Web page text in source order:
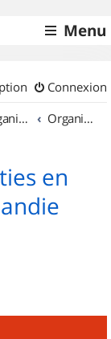
Menu
Connexion
Organisation de sorties & Recherche de partenaires Organisation de sorties en région Basse Normandie
en